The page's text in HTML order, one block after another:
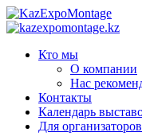
Кто мы
О компании
Нас
Контакты
Календарь
Для организаторов